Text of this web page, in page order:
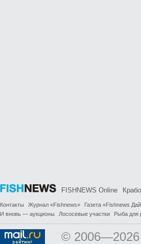
FISHNEWS Online
Контакты Журнал «Fishnews» Газета «Fishnews
И вновь — аукционы
Лососевые участки Рыба для
© 2006—2026